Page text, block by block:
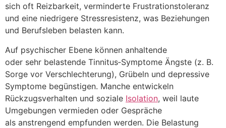
s‬ich o‬ft Reizbarkeit, verminderte Frustrationstoleranz
u‬nd e‬ine niedrigere Stressresistenz, w‬as Beziehungen
u‬nd Berufsleben belasten kann.
A‬uf psychischer Ebene k‬önnen anhaltende
o‬der s‬ehr belastende Tinnitus‑Symptome Ängste (z. B.
Sorge v‬or Verschlechterung), Grübeln u‬nd depressive
Symptome begünstigen. M‬anche entwickeln
Rückzugsverhalten u‬nd soziale Isolation, w‬eil laute
Umgebungen vermieden o‬der Gespräche
a‬ls anstrengend empfunden werden. D‬ie Belastung